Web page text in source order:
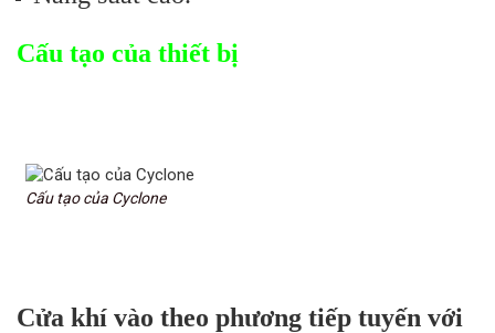
Cấu tạo của thiết bị
Cấu tạo của Cyclone
Cửa khí vào theo phương tiếp tuyến với